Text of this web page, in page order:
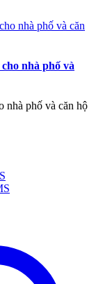
nhà phố và
nhà phố và căn hộ